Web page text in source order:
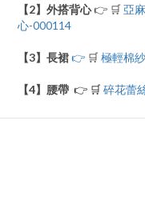
【2】外搭背心👉 🛒 亞
心-000114
【3】長裙👉 🛒 極輕棉
【4】腰帶 👉 🛒 碎花蕾